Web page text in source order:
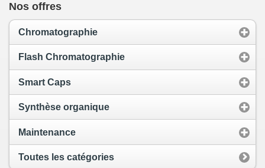
Nos offres
Chromatographie
Flash Chromatographie
Smart Caps
Synthèse organique
Maintenance
Toutes les catégories